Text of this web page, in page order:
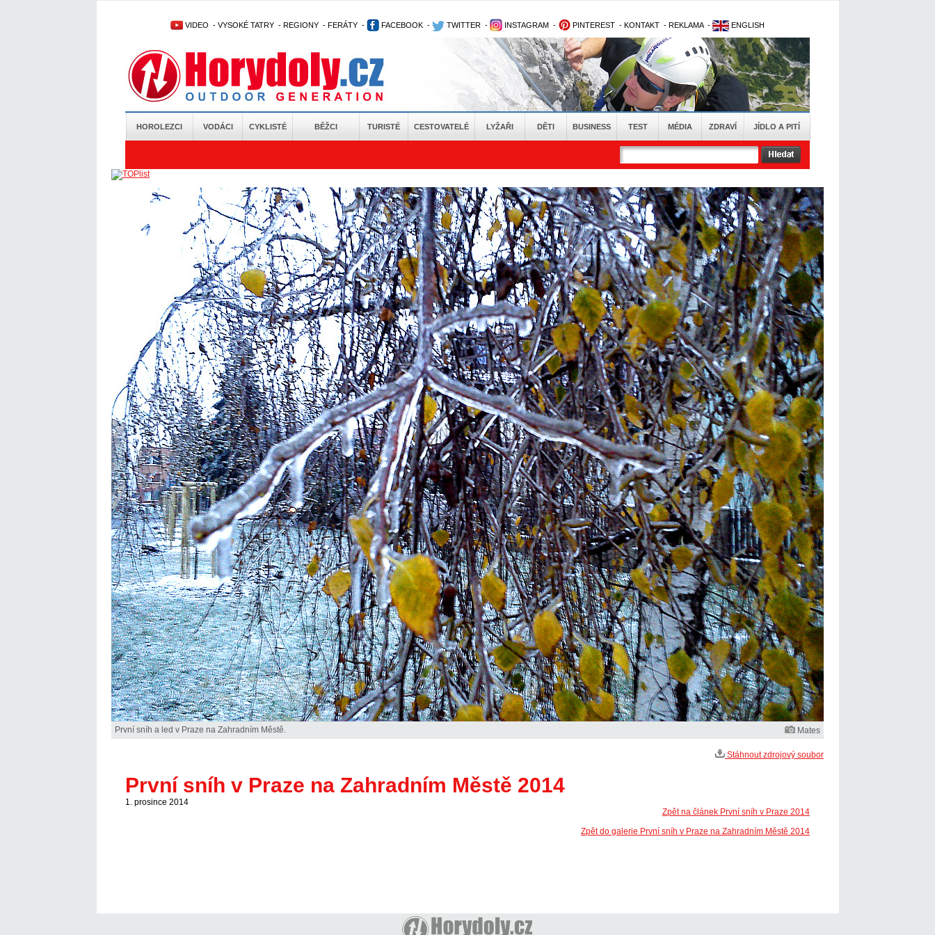
VIDEO - VYSOKÉ TATRY - REGIONY - FERÁTY - FACEBOOK - TWITTER - INSTAGRAM - PINTEREST - KONTAKT - REKLAMA - ENGLISH
HOROLEZCI VODÁCI CYKLISTÉ BĚŽCI TURISTÉ CESTOVATELÉ LYŽAŘI DĚTI BUSINESS TEST MÉDIA ZDRAVÍ JÍDLO A PITÍ
První sníh a led v Praze na Zahradním Městě. Mates
Stáhnout zdrojový soubor
První sníh v Praze na Zahradním Městě 2014
1. prosince 2014
Zpět na článek První sníh v Praze 2014
Zpět do galerie První sníh v Praze na Zahradním Městě 2014